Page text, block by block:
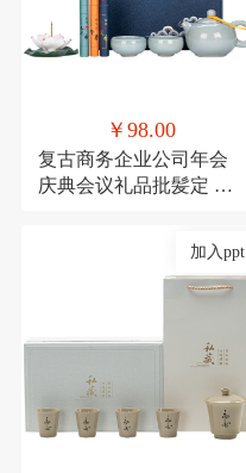
￥98.00
复古商务企业公司年会
庆典会议礼品批髪定 制
加入ppt